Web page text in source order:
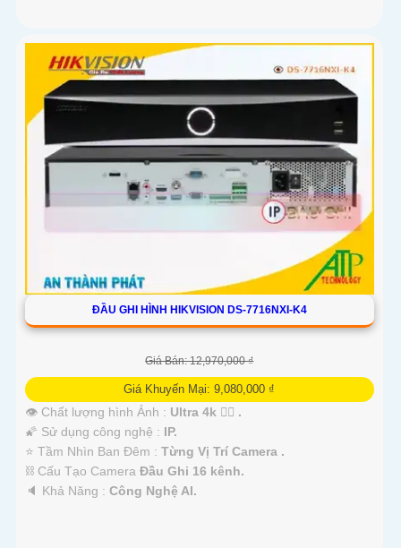
ĐẦU GHI HÌNH HIKVISION DS-7716NXI-K4
Giá Bán: 12,970,000 ₫
Giá Khuyến Mại: 9,080,000 ₫
👁 Chất lượng hình Ảnh : Ultra 4k 👍🏾 .
🌠 Sử dụng công nghệ : IP.
⭐ Tầm Nhìn Ban Đêm : Từng Vị Trí Camera .
⛓ Cấu Tạo Camera Đầu Ghi 16 kênh.
️🔈 Khả Năng : Công Nghệ AI.